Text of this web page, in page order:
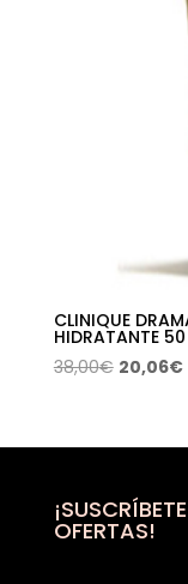
CLINIQUE
HIDRATANTE
38,00€ El
era:
20,06€El
OFERTAS!